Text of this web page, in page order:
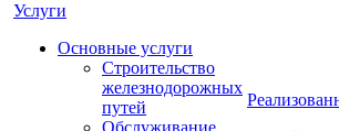
Услуги
Основные услуги
Строительство
железнодорожных
путей
Обслуживание